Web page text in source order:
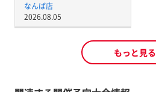
なんば店
2026.08.05
もっと見る